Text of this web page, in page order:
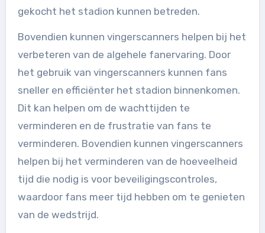
gekocht het stadion kunnen betreden.
Bovendien kunnen vingerscanners helpen bij het
verbeteren van de algehele fanervaring. Door
het gebruik van vingerscanners kunnen fans
sneller en efficiënter het stadion binnenkomen.
Dit kan helpen om de wachttijden te
verminderen en de frustratie van fans te
verminderen. Bovendien kunnen vingerscanners
helpen bij het verminderen van de hoeveelheid
tijd die nodig is voor beveiligingscontroles,
waardoor fans meer tijd hebben om te genieten
van de wedstrijd.